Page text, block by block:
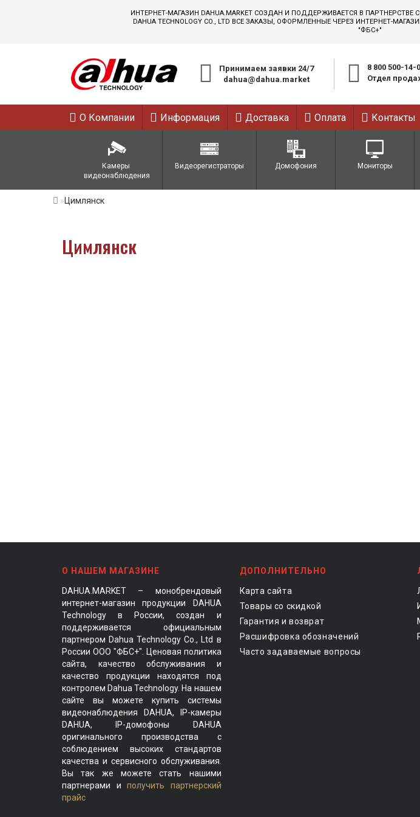
ИНТЕРНЕТ-МАГАЗИН DAHUA.MARKET СОЗДАН И ПОДДЕРЖИВАЕТСЯ В
DAHUA TECHNOLOGY CO., LTD ВСЕ ЗАКАЗЫ, ОФОРМЛЕННЫЕ ЧЕРЕЗ ИНТЕРНЕТ-
"ФБС+"
Принимаем заявки 24/7
dahua@dahua.market
8 800 500-14-
Отдел
О Компании Информация Доставка Оплата Контакты
Камеры
видеонаблюдения
Видеорегистраторы Домофония Мониторы
Цимлянск
Цимлянск
О НАШЕМ МАГАЗИНЕ
DAHUA.MARKET – монобрендовый
интернет-магазин продукции DAHUA
Technology в России, создан и
поддерживается официальным
партнером Dahua Technology Co., Ltd в
России ООО "ФБС+". Ценовая политика
сайта, качество обслуживания и
качество продукции находятся под
контролем Dahua Technology. На нашем
сайте вы можете купить системы
видеонаблюдения DAHUA, IP-камеры
DAHUA, IP-домофоны DAHUA
оригинального производства с
соблюдением высоких стандартов
качества и сервисного обслуживания.
Вы так же можете стать нашими
партнерами и получить партнерский
прайс
ДОПОЛНИТЕЛЬНО
Карта сайта
Товары со скидкой
Гарантия и возврат
Расшифровка обозначений
Часто задаваемые вопросы